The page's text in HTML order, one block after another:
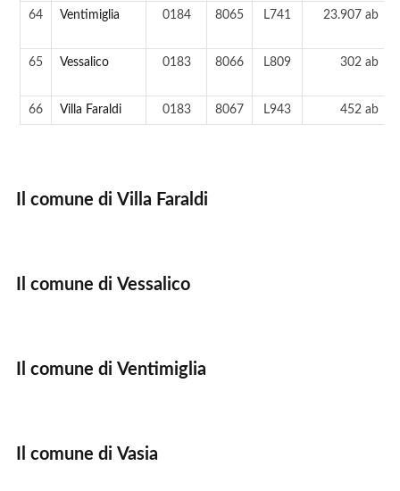
64 Ventimiglia 0184 8065 L741 23.907 ab
65 Vessalico 0183 8066 L809 302 ab
66 Villa Faraldi 0183 8067 L943 452 ab
Il comune di Villa Faraldi
Il comune di Vessalico
Il comune di Ventimiglia
Il comune di Vasia